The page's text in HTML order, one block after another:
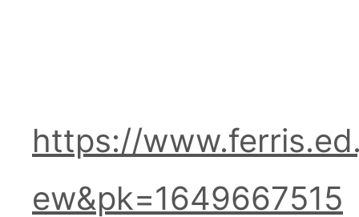
https://
ew&pk=1649667515